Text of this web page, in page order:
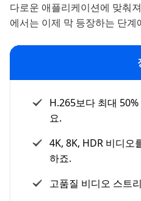
다로운 애플리케이션에 맞춰
에서는 이제 막 등장하는 단계
H.265보다 최대 50%
요.
4K, 8K, HDR 비디오
하죠.
고품질 비디오 스트